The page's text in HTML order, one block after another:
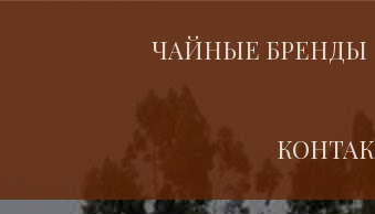
ЧАЙНЫЕ БРЕНДЫ